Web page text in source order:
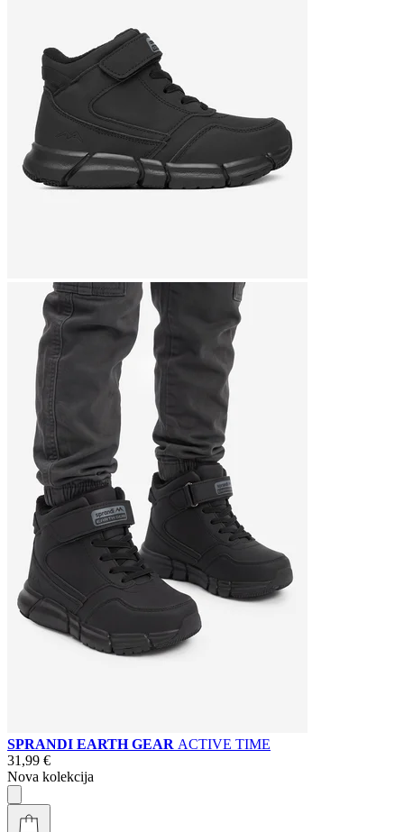
SPRANDI EARTH GEAR ACTIVE TIME
31,99 €
Nova kolekcija